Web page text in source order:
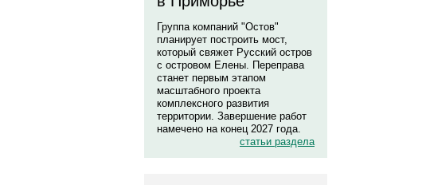
Группа компаний "Остов"
планирует построить мост,
который свяжет Русский остров
с островом Елены. Переправа
станет первым этапом
масштабного проекта
комплексного развития
территории. Завершение работ
намечено на конец 2027 года.
статьи раздела